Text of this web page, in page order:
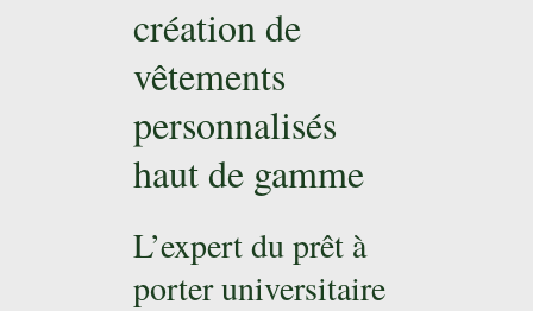
création de
vêtements
personnalisés
haut de gamme
L’expert du prêt à
porter universitaire